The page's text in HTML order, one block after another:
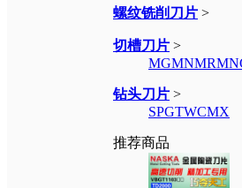
螺纹铣削刀片 >
切槽刀片 >
MGMNMRMN
钻头刀片 >
SPGTWCMX
推荐商品